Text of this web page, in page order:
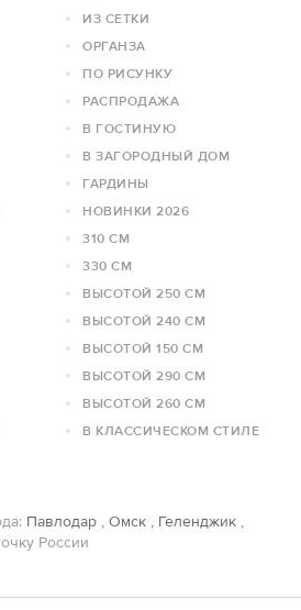
ИЗ СЕТКИ
ОРГАНЗА
ПО РИСУНКУ
РАСПРОДАЖА
В ГОСТИНУЮ
В ЗАГОРОДНЫЙ ДОМ
ГАРДИНЫ
НОВИНКИ 2026
310 СМ
330 СМ
ВЫСОТОЙ 250 СМ
ВЫСОТОЙ 240 СМ
ВЫСОТОЙ 150 СМ
ВЫСОТОЙ 290 СМ
ВЫСОТОЙ 260 СМ
В КЛАССИЧЕСКОМ СТИЛЕ
Павлодар , Омск , Геленджик ,
России